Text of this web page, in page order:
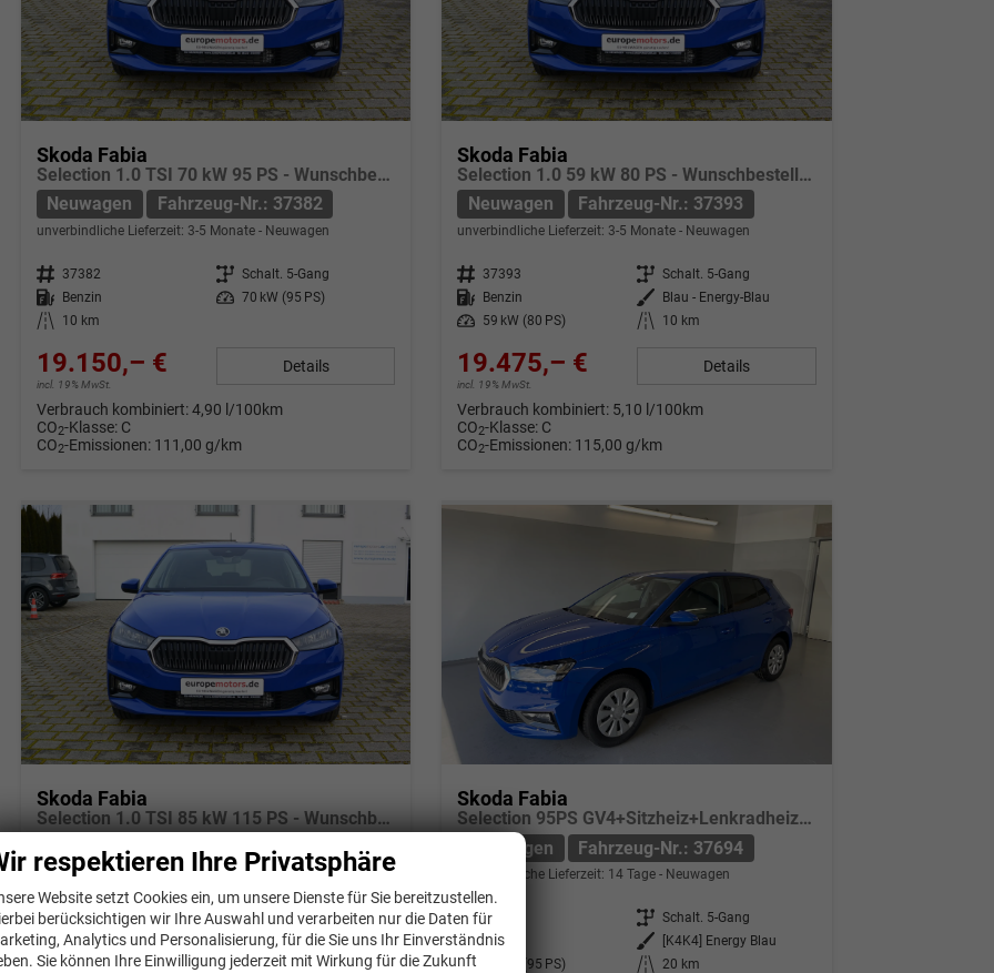
Skoda Fabia
Selection 1.0 TSI 70 kW 95 PS - Wunschbestellung konfigurierbar 5 Jahre Herstellergarantie
Neuwagen
Fahrzeug-Nr.: 37382
unverbindliche Lieferzeit: 3-5 Monate Neuwagen
Fahrzeug-Nr. 37382 Getriebe Schalt. 5-Gang
Kraftstoff Benzin Leistung
70 kW (95 PS)
Kilometerstand
10 km
19.150,– €
incl. 19% MwSt.
Details
Verbrauch kombiniert:4,90 l/100km
CO2-Klasse: C
CO2-Emissionen: 111,00 g/km
Skoda Fabia
Selection 1.0 59 kW 80 PS - Wunschbestellung vorkonfiguriert 5 Jahre Herstellergarantie Sitzheizung AHK Anhängerzugvorrichtung
Neuwagen
Fahrzeug-Nr.: 37393
unverbindliche Lieferzeit: 3-5 Monate Neuwagen
Fahrzeug-Nr. 37393 Getriebe Schalt. 5-Gang
Kraftstoff Benzin Außenfarbe
Blau - Energy-Blau
Leistung
59 kW (80 PS) Kilometerstand 10 km
19.475,– €
incl. 19% MwSt.
Details
Verbrauch kombiniert: 5,10 l/100km
CO2-Klasse: C
CO2-Emissionen: 115,00 g/km
Skoda Fabia
Selection 1.0 TSI 85 kW 115 PS - Wunschbestellung konfigurierbar 5 Jahre Herstellergarantie
Neuwagen
Fahrzeug-Nr.: 37383
unverbindliche Lieferzeit: 3-5 Monate Neuwagen
Fahrzeug-Nr. 37383 Getriebe Schalt. 6-Gang
Kraftstoff Benzin Leistung
85 kW (116 PS)
Kilometerstand 10 km
Skoda Fabia
Selection 95PS GV4+Sitzheiz+Lenkradheiz+Climatronic+Sunset+AppConnect+PDC
Neuwagen
Fahrzeug-Nr.: 37694
unverbindliche Lieferzeit: 14 Tage Neuwagen
Fahrzeug-Nr. 37694 Getriebe Schalt. 5-Gang
Kraftstoff
Benzin Außenfarbe
[K4K4] Energy Blau
Leistung
70 kW (95 PS) Kilometerstand 20 km
respektieren Ihre Privatsphäre
Website setzt Cookies ein, um unsere Dienste für Sie bereitzustellen.
berücksichtigen wir Ihre Auswahl und verarbeiten nur die Daten für
Analytics und Personalisierung, für die Sie uns Ihr Einverständnis
Sie können Ihre Einwilligung jederzeit mit Wirkung für die Zukunft